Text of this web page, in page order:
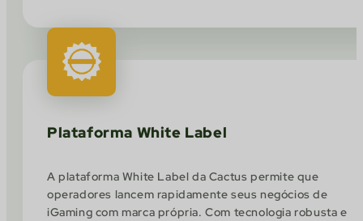
Plataforma White Label
A plataforma White Label da Cactus permite que
operadores lancem rapidamente seus negócios de
iGaming com marca própria. Com tecnologia robusta e